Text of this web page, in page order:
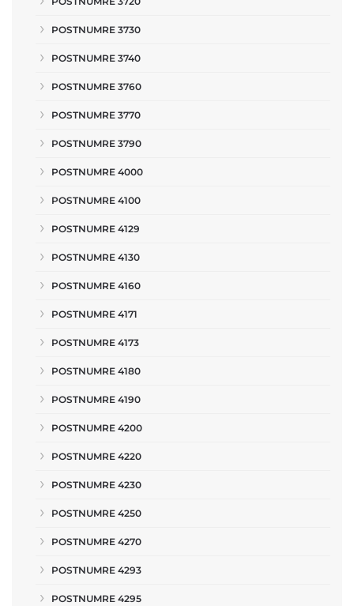
POSTNUMRE 3730
POSTNUMRE 3740
POSTNUMRE 3760
POSTNUMRE 3770
POSTNUMRE 3790
POSTNUMRE 4000
POSTNUMRE 4100
POSTNUMRE 4129
POSTNUMRE 4130
POSTNUMRE 4160
POSTNUMRE 4171
POSTNUMRE 4173
POSTNUMRE 4180
POSTNUMRE 4190
POSTNUMRE 4200
POSTNUMRE 4220
POSTNUMRE 4230
POSTNUMRE 4250
POSTNUMRE 4270
POSTNUMRE 4293
POSTNUMRE 4295